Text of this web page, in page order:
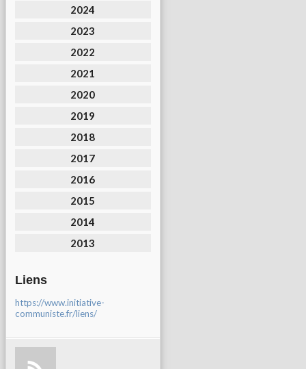
2024
2023
2022
2021
2020
2019
2018
2017
2016
2015
2014
2013
Liens
https://www.initiative-
communiste.fr/liens/